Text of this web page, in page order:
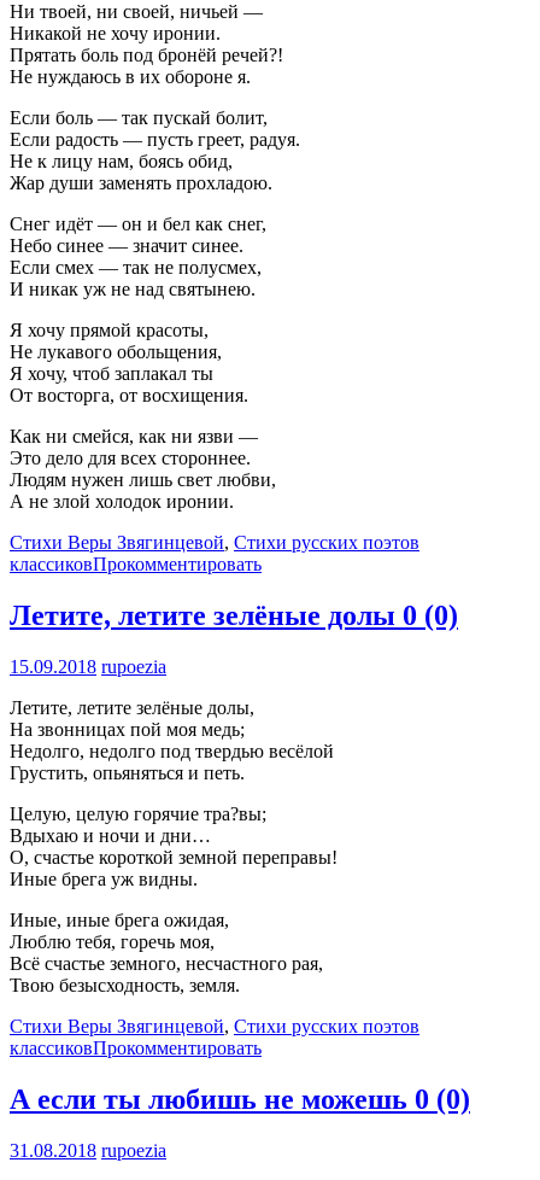
Ни твоей, ни своей, ничьей —
Никакой не хочу иронии.
Прятать боль под бронёй речей?!
Не нуждаюсь в их обороне я.
Если боль — так пускай болит,
Если радость — пусть греет, радуя.
Не к лицу нам, боясь обид,
Жар души заменять прохладою.
Снег идёт — он и бел как снег,
Небо синее — значит синее.
Если смех — так не полусмех,
И никак уж не над святынею.
Я хочу прямой красоты,
Не лукавого обольщения,
Я хочу, чтоб заплакал ты
От восторга, от восхищения.
Как ни смейся, как ни язви —
Это дело для всех стороннее.
Людям нужен лишь свет любви,
А не злой холодок иронии.
Стихи Веры Звягинцевой, Стихи русских поэтов
классиковПрокомментировать
Летите, летите зелёные долы 0 (0)
15.09.2018 rupoezia
Летите, летите зелёные долы,
На звонницах пой моя медь;
Недолго, недолго под твердью весёлой
Грустить, опьяняться и петь.
Целую, целую горячие тра?вы;
Вдыхаю и ночи и дни…
О, счастье короткой земной переправы!
Иные брега уж видны.
Иные, иные брега ожидая,
Люблю тебя, горечь моя,
Всё счастье земного, несчастного рая,
Твою безысходность, земля.
Стихи Веры Звягинцевой, Стихи русских поэтов
классиковПрокомментировать
А если ты любишь не можешь 0 (0)
31.08.2018 rupoezia